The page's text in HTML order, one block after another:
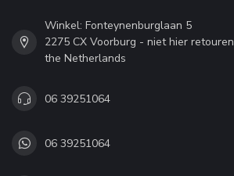
Winkel: Fonteynenburglaan 5
2275 CX Voorburg - niet hier retouren
the Netherlands
06 39251064
06 39251064